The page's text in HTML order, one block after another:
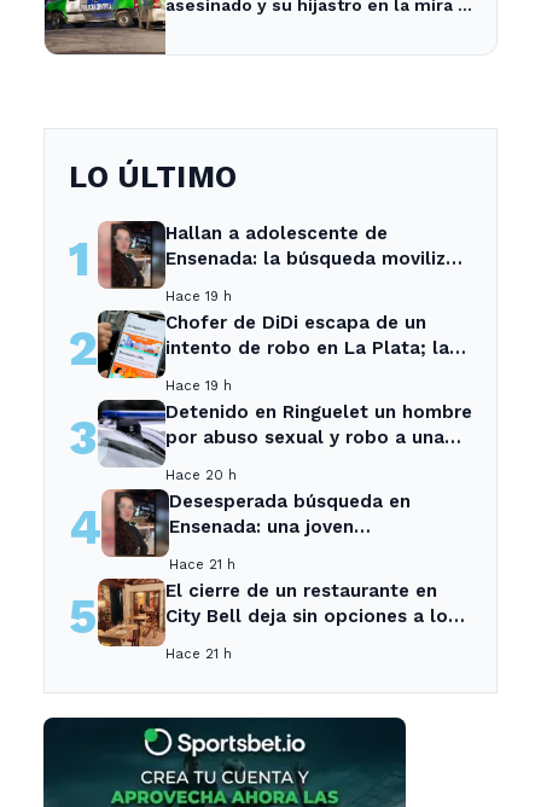
asesinado y su hijastro en la mira de
LO ÚLTIMO
1
Hallan a adolescente de
Ensenada: la búsqueda movilizó
Hace 19 h
2
Chofer de DiDi escapa de un
intento de robo en La Plata; la
Hace 19 h
3
Detenido en Ringuelet un hombre
por abuso sexual y robo a una
Hace 20 h
4
Desesperada búsqueda en
Ensenada: una joven
Hace 21 h
5
El cierre de un restaurante en
City Bell deja sin opciones a los
Hace 21 h